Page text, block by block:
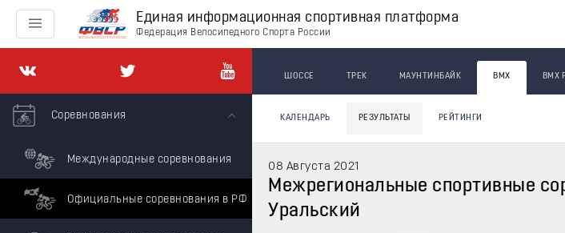
Единая информационная спортивная платформа
Федерация Велосипедного Спорта России
Соревнования
Международные соревнования
Официальные соревнования в РФ
ШОССЕ ТРЕК МАУНТИНБАЙК BMX BMX
КАЛЕНДАРЬ РЕЗУЛЬТАТЫ РЕЙТИНГИ
08 Августа 2021
Межрегиональные спортивные
Уральский